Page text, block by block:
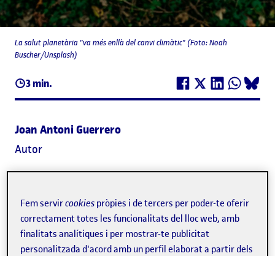
3 min.
La salut planetària "va més enllà del canvi climàtic" (Foto: Noah
Buscher/Unsplash)
Joan Antoni Guerrero
Autor
d'adherir a laPlanetary Health Alliance, un consorci
integrat per
més de 300 universitats, organitzacions no
governamentals, instituts de recerca i entitats
Fem servircookies pròpies i de tercers per poder-te oferir
correctament totes les funcionalitats del lloc web, amb
finalitats analítiques i per mostrar-te publicitat
personalitzada d'acord amb un perfil elaborat a partir dels